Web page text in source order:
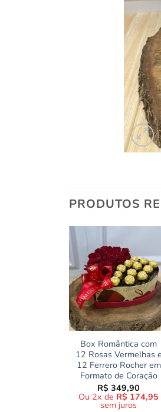
PRODUTOS
Box Romântica com
12 Rosas Vermelhas e
12 Ferrero Rocher em
Formato de Coração
R$ 349,90
Ou 2x de R$ 174,95
sem juros